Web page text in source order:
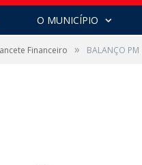
O MUNICÍPIO
Financeiro » BALANÇO PM